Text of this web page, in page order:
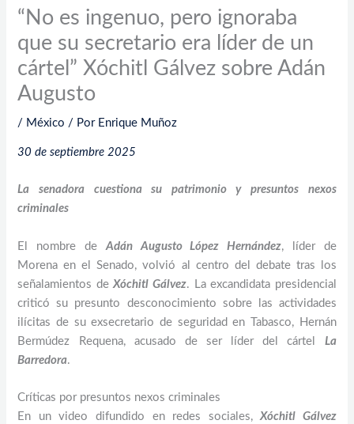
“No es ingenuo, pero ignoraba
que su secretario era líder de un
cártel” Xóchitl Gálvez sobre Adán
Augusto
/ México / Por Enrique Muñoz
30 de septiembre 2025
La senadora cuestiona su patrimonio y presuntos nexos
criminales
El nombre de Adán Augusto López Hernández, líder de
Morena en el Senado, volvió al centro del debate tras los
señalamientos deXóchitl Gálvez. La excandidata presidencial
criticó su presunto desconocimiento sobre las actividades
ilícitas de su exsecretario de seguridad en Tabasco, Hernán
Bermúdez Requena, acusado de ser líder del cártel La
Barredora.
Críticas por presuntos nexos criminales
En un video difundido en redes sociales,Xóchitl Gálvez